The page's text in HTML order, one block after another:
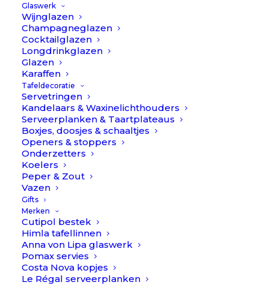
Glaswerk
Wijnglazen
Champagneglazen
Cocktailglazen
Longdrinkglazen
Glazen
Karaffen
Tafeldecoratie
Servetringen
Kandelaars & Waxinelichthouders
Serveerplanken & Taartplateaus
Boxjes, doosjes & schaaltjes
Openers & stoppers
Onderzetters
Koelers
Peper & Zout
Vazen
Gifts
Merken
Cutipol bestek
Himla tafellinnen
Anna von Lipa glaswerk
Pomax servies
Costa Nova kopjes
Le Régal serveerplanken
Goa - Blauw/Goud - Bestekset 24-delig // Cutipol